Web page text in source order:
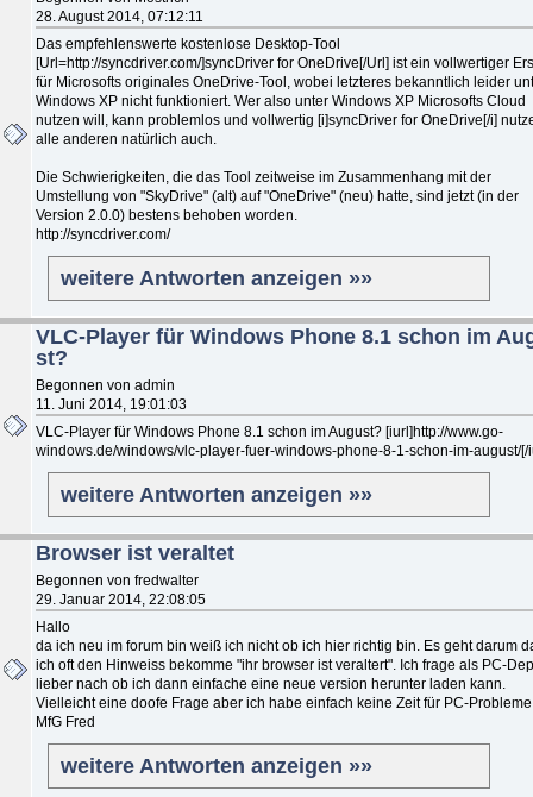
28. August 2014, 07:12:11
Das empfehlenswerte kostenlose Desktop-Tool
[Url=http://syncdriver.com/]syncDriver for OneDrive[/Url] ist ein vollwertiger
für Microsofts originales OneDrive-Tool, wobei letzteres bekanntlich leider
Windows XP nicht funktioniert. Wer also unter Windows XP Microsofts Cloud
nutzen will, kann problemlos und vollwertig [i]syncDriver for OneDrive[/i]
alle anderen natürlich auch.
Die Schwierigkeiten, die das Tool zeitweise im Zusammenhang mit der
Umstellung von "SkyDrive" (alt) auf "OneDrive" (neu) hatte, sind jetzt (in der
Version 2.0.0) bestens behoben worden.
http://syncdriver.com/
weitere Antworten anzeigen »»
VLC-Player für Windows Phone 8.1 schon im
st?
Begonnen von admin
11. Juni 2014, 19:01:03
VLC-Player für Windows Phone 8.1 schon im August? [iurl]http://www.go-
windows.de/windows/vlc-player-fuer-windows-phone-8-1-schon-im-august/[/
weitere Antworten anzeigen »»
Browser ist veraltet
Begonnen von fredwalter
29. Januar 2014, 22:08:05
Hallo
da ich neu im forum bin weiß ich nicht ob ich hier richtig bin. Es geht darum
ich oft den Hinweiss bekomme "ihr browser ist veraltert". Ich frage als PC-
lieber nach ob ich dann einfache eine neue version herunter laden kann.
Vielleicht eine doofe Frage aber ich habe einfach keine Zeit für PC-
MfG Fred
weitere Antworten anzeigen »»